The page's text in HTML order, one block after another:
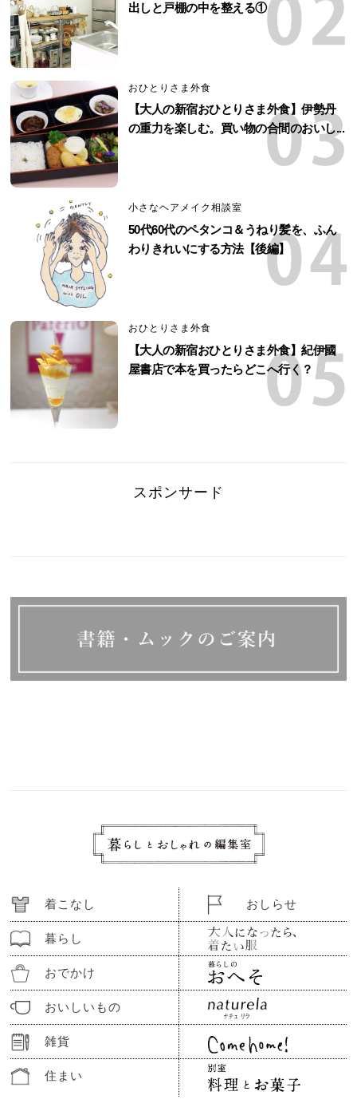
出しと戸棚の中を整える①
おひとりさま外食
【大人の新宿おひとりさま外食】伊勢丹
の重力を楽しむ。買い物の合間のおいし...
小さなヘアメイク相談室
50代60代のペタンコ＆うねり髪を、ふん
わりきれいにする方法【後編】
おひとりさま外食
【大人の新宿おひとりさま外食】紀伊國
屋書店で本を買ったらどこへ行く？
スポンサード
着こなし
暮らし
おでかけ
おいしいもの
雑貨
住まい
おしらせ